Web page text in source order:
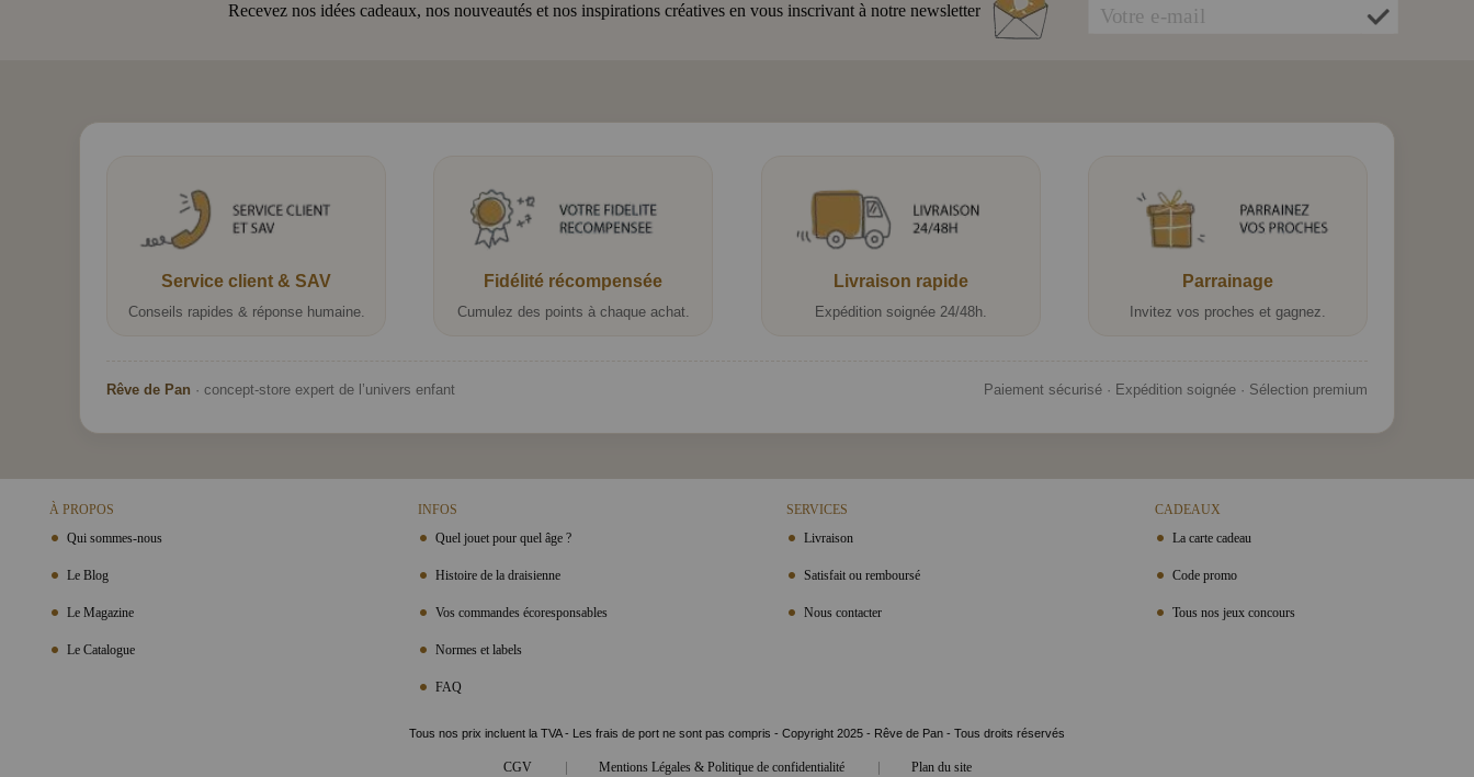
Recevez nos idées cadeaux, nos nouveautés et nos inspirations créatives en vous inscrivant à notre newsletter
Service client & SAV
Conseils rapides & réponse humaine.
Fidélité récompensée
Cumulez des points à chaque achat.
Livraison rapide
Expédition soignée 24/48h.
Parrainage
Invitez vos proches et gagnez.
Rêve de Pan · concept-store expert de l’univers enfant Paiement sécurisé · Expédition soignée · Sélection premium
À PROPOS
Qui sommes-nous
Le Blog
Le Magazine
Le Catalogue
INFOS
Quel jouet pour quel âge ?
Histoire de la draisienne
Vos commandes écoresponsables
Normes et labels
FAQ
SERVICES
Livraison
Satisfait ou remboursé
Nous contacter
CADEAUX
La carte cadeau
Code promo
Tous nos jeux concours
Tous nos prix incluent la TVA - Les frais de port ne sont pas compris - Copyright 2025 - Rêve de Pan - Tous droits réservés
CGV | Mentions Légales & Politique de confidentialité | Plan du site